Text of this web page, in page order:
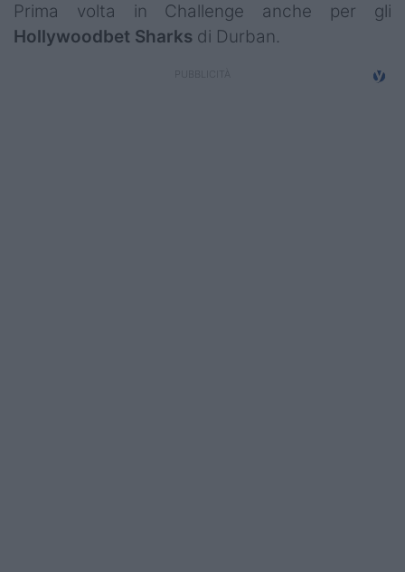
Prima volta in Challenge anche per gli
Hollywoodbet Sharks di Durban.